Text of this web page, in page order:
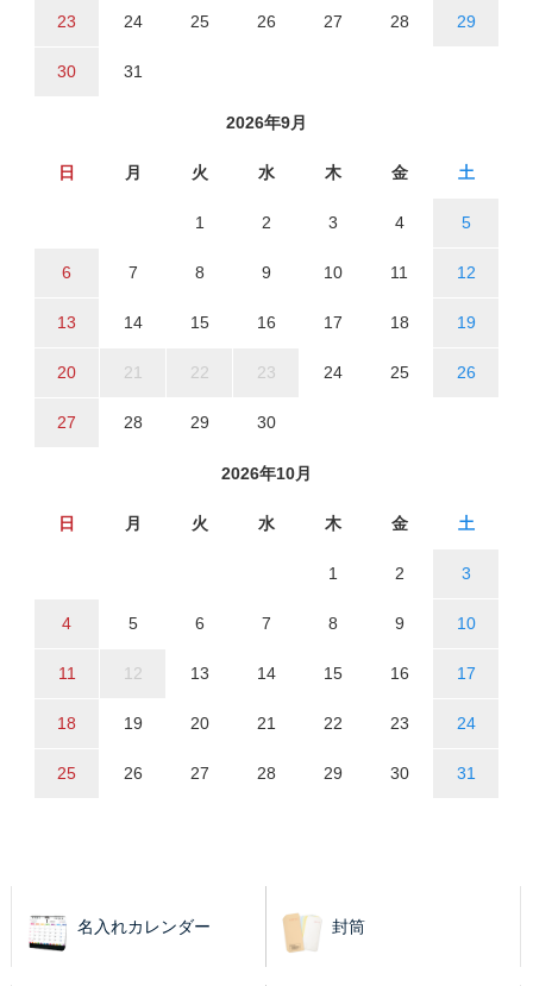
23 24 25 26 27 28 29
30 31
2026年9月
日 月 火 水 木 金 土
1 2 3 4 5
6 7 8 9 10 11 12
13 14 15 16 17 18 19
20 21 22 23 24 25 26
27 28 29 30
2026年10月
日 月 火 水 木 金 土
1 2 3
4 5 6 7 8 9 10
11 12 13 14 15 16 17
18 19 20 21 22 23 24
25 26 27 28 29 30 31
名入れカレンダー 封筒